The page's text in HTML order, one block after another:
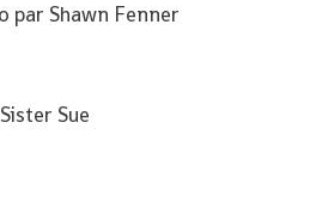
par Shawn Fenner
Sue